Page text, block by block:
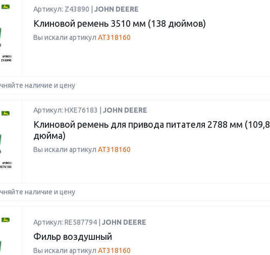
Артикул: Z43890 | JOHN DEERE
Клиновой ремень 3510 мм (138 дюймов)
Вы искали артикул AT318160
наличие и цену
Артикул: HXE76183 | JOHN DEERE
Клиновой ремень для привода питателя 2788 мм (109,8
дюйма)
Вы искали артикул AT318160
наличие и цену
Артикул: RE587794 | JOHN DEERE
Фильр воздушный
Вы искали артикул AT318160